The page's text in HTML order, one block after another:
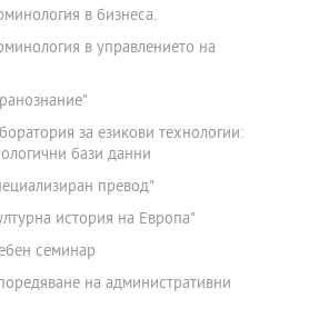
в бизнеса.
в управлението на
за езикови технологии:
бази данни
превод"
история на Европа"
семинар
на административни